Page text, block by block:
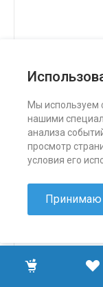
Мы используем
нашими
анализа
просмотр
условия его
Принимаю